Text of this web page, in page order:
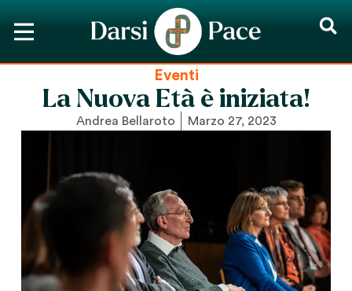
Eventi
La Nuova Età è iniziata!
Andrea Bellaroto Marzo 27, 2023